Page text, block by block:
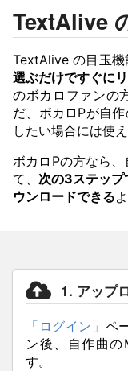
TextAlive
TextAlive の目玉機
選ぶだけですぐに
のボカロファンの
だ、ボカロPが自
したい場合には使え
ボカロPの方なら
て、 次の3ステッ
ウンロードできる
1. アップ
「ログイン」 ペ
ン後、自作曲の
す。